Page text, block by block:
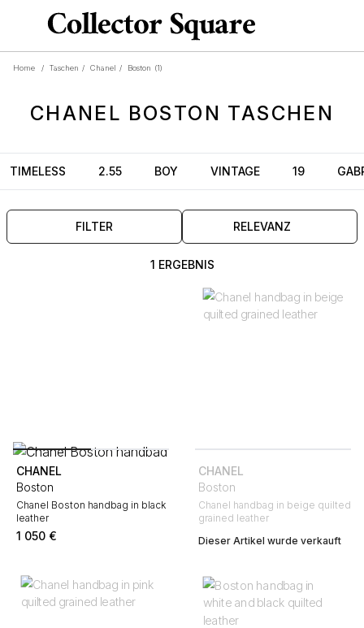
Home / Taschen / Chanel / Boston (1)
CHANEL BOSTON TASCHEN
TIMELESS 2.55 BOY VINTAGE 19
FILTER RELEVANZ
1 ERGEBNIS
CHANEL
Boston
Chanel Boston handbag in black
leather
1 050 €
CHANEL
Boston
Chanel handbag in beige quilted
grained leather
Dieser Artikel wurde verkauft